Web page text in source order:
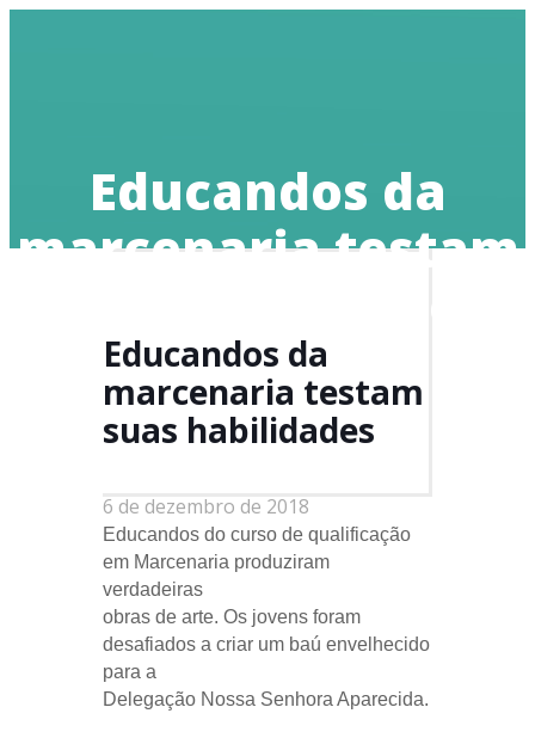
Educandos da
marcenaria testam
Educandos da
marcenaria testam
suas habilidades
6 de dezembro de 2018
Educandos do curso de qualificação
em Marcenaria produziram
verdadeiras
obras de arte. Os jovens foram
desafiados a criar um baú envelhecido
para a
Delegação Nossa Senhora Aparecida.